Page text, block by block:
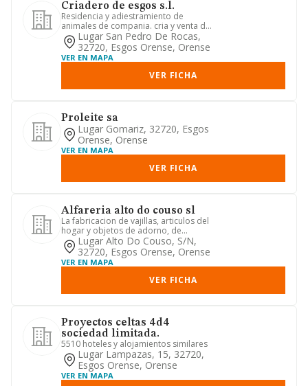
Criadero de esgos s.l.
Residencia y adiestramiento de
animales de compania. cria y venta de
animales de compania. venta de...
Lugar San Pedro De Rocas,
32720, Esgos Orense, Orense
VER EN MAPA
VER FICHA
Proleite sa
Lugar Gomariz, 32720, Esgos
Orense, Orense
VER EN MAPA
VER FICHA
Alfareria alto do couso sl
La fabricacion de vajillas, articulos del
hogar y objetos de adorno, de
material ceramico, bien sea...
Lugar Alto Do Couso, S/n,
32720, Esgos Orense, Orense
VER EN MAPA
VER FICHA
Proyectos celtas 4d4
sociedad limitada.
5510 hoteles y alojamientos similares
Lugar Lampazas, 15, 32720,
Esgos Orense, Orense
VER EN MAPA